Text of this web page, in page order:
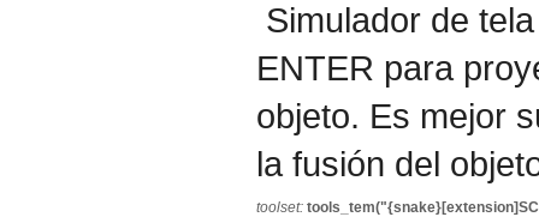
Simulador de
ENTER para
objeto. Es mejor
la fusión del
toolset: